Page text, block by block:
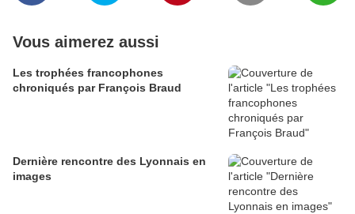
Vous aimerez aussi
Les trophées francophones
chroniqués par François Braud
Dernière rencontre des Lyonnais en
images